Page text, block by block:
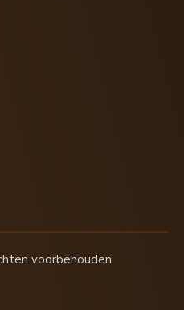
voorbehouden